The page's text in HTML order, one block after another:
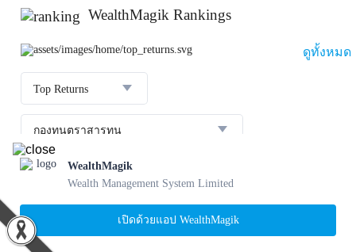
WealthMagik Rankings
ดูทั้งหมด
Top Returns
กองทุนตราสารทุน
กองทุน บลจ.
1
SCBBANKINGE
23.36 %
WealthMagik
Wealth Management System Limited
เปิดด้วยแอป WealthMagik